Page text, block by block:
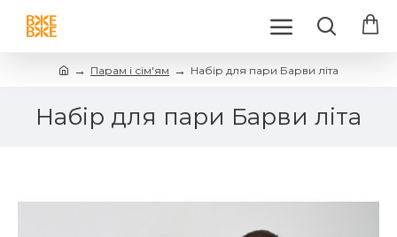
Парам і сім'ям Набір для пари Барви літа
Набір для пари Барви літа